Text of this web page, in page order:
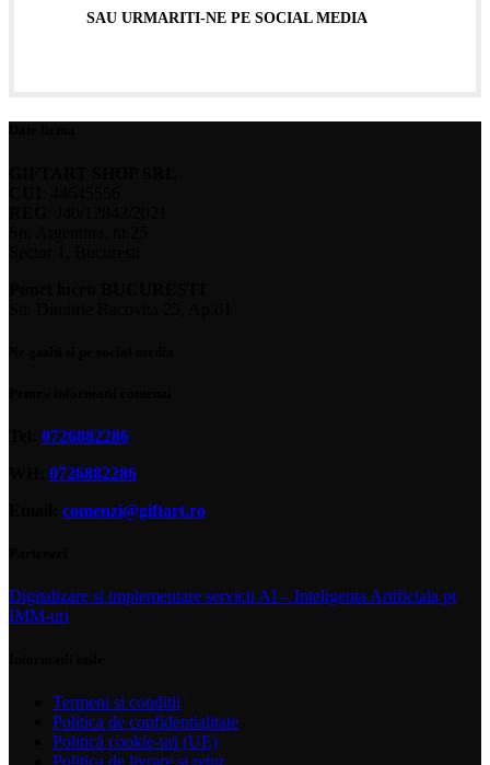
SAU URMARITI-NE PE SOCIAL MEDIA
0726882286
0726882286
comenzi@giftart.ro
Digitalizare si implementare servicii AI – Inteligenta Artificiala pt
IMM-uri
Termeni si conditii
Politica de confidentialitate
Politică cookie-uri (UE)
Politica de livrare si retur